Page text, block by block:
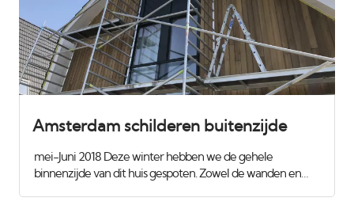
Amsterdam schilderen buitenzijde
mei-Juni 2018 Deze winter hebben we de gehele
binnenzijde van dit huis gespoten. Zowel de wanden en